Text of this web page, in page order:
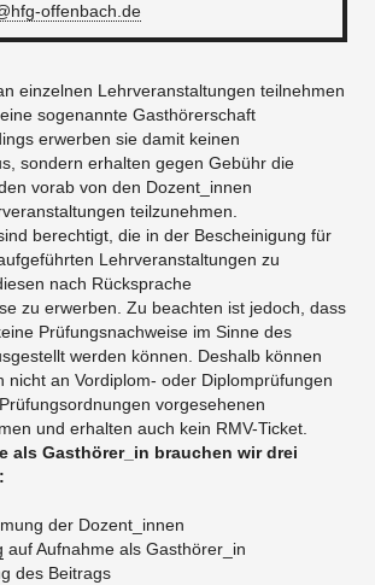
offenbach.de
einzelnen Lehrveranstaltungen teilnehmen
sogenannte Gasthörerschaft
erwerben sie damit keinen
sondern erhalten gegen Gebühr die
vorab von den Dozent_innen
teilzunehmen.
berechtigt, die in der Bescheinigung für
Lehrveranstaltungen zu
nach Rücksprache
zu erwerben. Zu beachten ist jedoch, dass
Prüfungsnachweise im Sinne des
werden können. Deshalb können
nicht an Vordiplom- oder Diplomprüfungen
vorgesehenen
und erhalten auch kein RMV-Ticket.
als Gasthörer_in brauchen wir drei
der Dozent_innen
auf Aufnahme als Gasthörer_in
des Beitrags